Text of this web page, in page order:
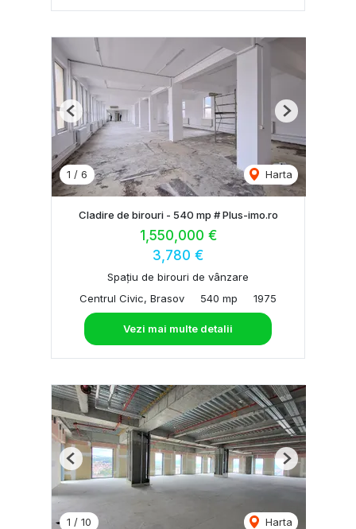
1 / 6 Harta
Previous Next
Cladire de birouri - 540 mp # Plus-imo.ro
1,550,000 €
3,780 €
Spațiu de birouri de vânzare
Centrul Civic, Brasov
540 mp 1975
Vezi mai multe detalii
1 / 10 Harta
Previous Next